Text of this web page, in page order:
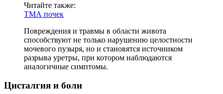
Читайте также:
ТМА почек
Повреждения и травмы в области живота
способствуют не только нарушению целостности
мочевого пузыря, но и становятся источником
разрыва уретры, при котором наблюдаются
аналогичные симптомы.
Цисталгия и боли